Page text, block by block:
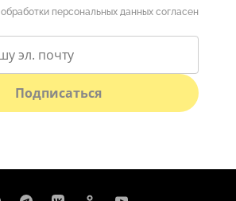
обработки персональных данных согласен
Подписаться